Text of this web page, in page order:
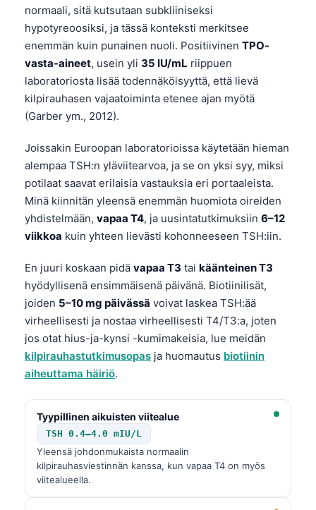
normaali, sitä kutsutaan subkliiniseksi
hypotyreoosiksi, ja tässä konteksti merkitsee
enemmän kuin punainen nuoli. Positiivinen TPO-
vasta-aineet, usein yli 35 IU/mL riippuen
laboratoriosta lisää todennäköisyyttä, että lievä
kilpirauhasen vajaatoiminta etenee ajan myötä
(Garber ym., 2012).
Joissakin Euroopan laboratorioissa käytetään hieman
alempaa TSH:n yläviitearvoa, ja se on yksi syy, miksi
potilaat saavat erilaisia vastauksia eri portaaleista.
Minä kiinnitän yleensä enemmän huomiota oireiden
yhdistelmään, vapaa T4, ja uusintatutkimuksiin 6–12
viikkoa kuin yhteen lievästi kohonneeseen TSH:iin.
En juuri koskaan pidä vapaa T3 tai käänteinen T3
hyödyllisenä ensimmäisenä päivänä. Biotiinilisät,
joiden 5–10 mg päivässä voivat laskea TSH:ää
virheellisesti ja nostaa virheellisesti T4/T3:a, joten
jos otat hius-ja-kynsi -kumimakeisia, lue meidän
kilpirauhastutkimusopas ja huomautus biotiinin
aiheuttama häiriö.
Tyypillinen aikuisten viitealue
TSH 0.4–4.0 mIU/L
Yleensä johdonmukaista normaalin
kilpirauhasviestinnän kanssa, kun vapaa T4 on myös
viitealueella.